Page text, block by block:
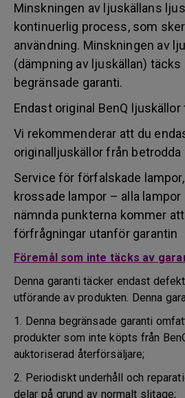
Minskningen av ljuskällans
kontinuerlig process, som
användning. Minskningen av
(dämpning av ljuskällan) täcks
begränsade garanti.
Endast original BenQ
Vi rekommenderar att du
originalljuskällor från
Service för förfalskade
krossade lampor – alla
nämnda punkterna kommer
förfrågningar utanför garantin
Föremål som inte täcks av
Denna garanti täcker endast
utförande av produkten. Denna
1. Denna begränsade garanti
produkter som inte köpts från
auktoriserad återförsäljare;
2. Periodiskt underhåll och
delar på grund av normalt slitage;